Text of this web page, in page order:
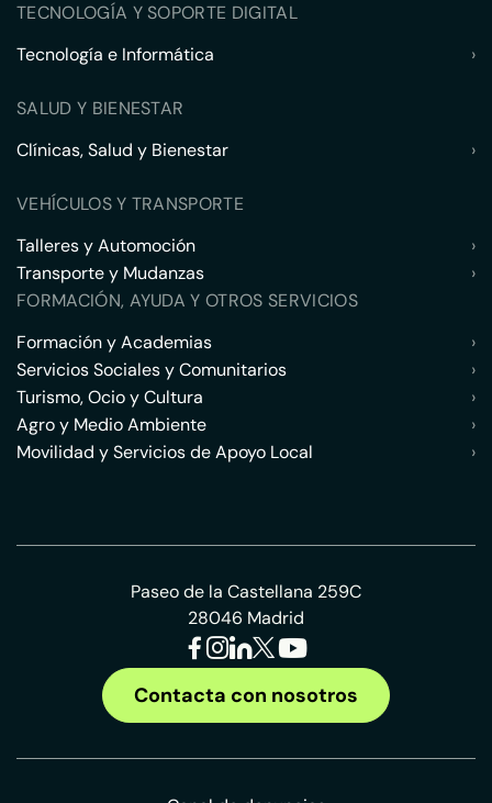
TECNOLOGÍA Y SOPORTE DIGITAL
Tecnología e Informática
›
SALUD Y BIENESTAR
Clínicas, Salud y Bienestar
›
VEHÍCULOS Y TRANSPORTE
Talleres y Automoción
›
Transporte y Mudanzas
›
FORMACIÓN, AYUDA Y OTROS SERVICIOS
Formación y Academias
›
Servicios Sociales y Comunitarios
›
Turismo, Ocio y Cultura
›
Agro y Medio Ambiente
›
Movilidad y Servicios de Apoyo Local
›
Paseo de la Castellana 259C
28046 Madrid
Contacta con nosotros